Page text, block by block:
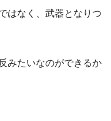
はなく、武器となりつ
みたいなのができるか